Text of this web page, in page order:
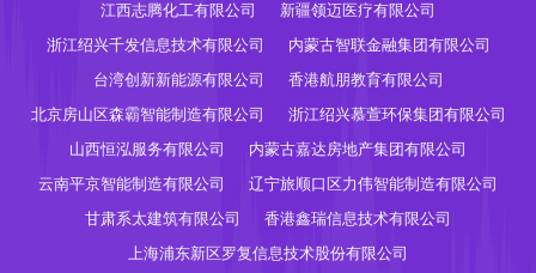
江西志腾化工有限公司
新疆领迈医疗有限公司
浙江绍兴千发信息技术有限公司
内蒙古智联金融集团有限公司
台湾创新新能源有限公司
香港航朋教育有限公司
北京房山区森霸智能制造有限公司
浙江绍兴慕萱环保集团有限公司
山西恒泓服务有限公司
内蒙古嘉达房地产集团有限公司
云南平京智能制造有限公司
辽宁旅顺口区力伟智能制造有限公司
甘肃系太建筑有限公司
香港鑫瑞信息技术有限公司
上海浦东新区罗复信息技术股份有限公司